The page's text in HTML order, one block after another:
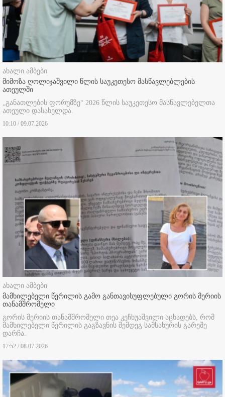
ახალი ამბები
მიმოზა ღოლიჯაშვილი წლის საუკეთესო მასწავლებლების
ათეულში
„განათლების ფორუმზე“ 2026 წლის საუკეთესო მასწავლებელთა
ათეული დასახელდა.
10:10 / 09.07.2026
ახალი ამბები
მამხილებელი წერილის გამო განთავისუფლებული გორის მერიის
თანამშრომელი
გორის მერიის თანამშრომელი თეა კეჩხუაშვილი აცხადებს, რომ
მამხილებელი წერილის გაგზავნის შემდეგ სამსახურის გარეშე
დარჩა.
17:52 / 08.07.2026